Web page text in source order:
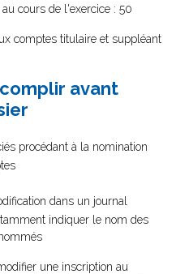
cours de l'exercice : 50
comptes titulaire et suppléant
avant
procédant à la nomination
dans un journal
indiquer le nom des
une inscription au